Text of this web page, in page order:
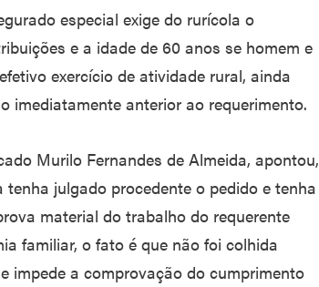
especial exige do rurícola o
e a idade de 60 anos se homem e
exercício de atividade rural, ainda
imediatamente anterior ao requerimento.
Murilo Fernandes de Almeida, apontou,
julgado procedente o pedido e tenha
material do trabalho do requerente
familiar, o fato é que não foi colhida
impede a comprovação do cumprimento